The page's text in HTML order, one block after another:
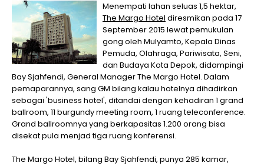
Menempati lahan seluas 1,5 hektar,
The Margo Hotel diresmikan pada 17
September 2015 lewat pemukulan
gong oleh Mulyamto, Kepala Dinas
Pemuda, Olahraga, Pariwisata, Seni,
dan Budaya Kota Depok, didampingi
Bay Sjahfendi, General Manager The Margo Hotel. Dalam
pemaparannya, sang GM bilang kalau hotelnya dihadirkan
sebagai 'business hotel', ditandai dengan kehadiran 1 grand
ballroom, 11 burgundy meeting room, 1 ruang teleconference.
Grand ballroomnya yang berkapasitas 1.200 orang bisa
disekat pula menjad tiga ruang konferensi.
The Margo Hotel, bilang Bay Sjahfendi, punya 285 kamar,